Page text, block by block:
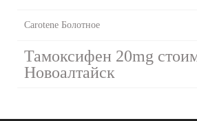
Carotene Болотное
Тамоксифен 20mg
Новоалтайск